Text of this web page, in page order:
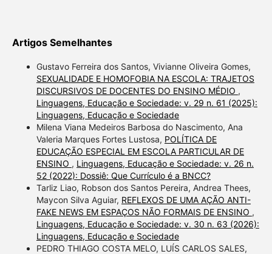
Artigos Semelhantes
Gustavo Ferreira dos Santos, Vivianne Oliveira Gomes,
SEXUALIDADE E HOMOFOBIA NA ESCOLA: TRAJETOS
DISCURSIVOS DE DOCENTES DO ENSINO MÉDIO ,
Linguagens, Educação e Sociedade: v. 29 n. 61 (2025):
Linguagens, Educação e Sociedade
Milena Viana Medeiros Barbosa do Nascimento, Ana
Valeria Marques Fortes Lustosa, POLÍTICA DE
EDUCAÇÃO ESPECIAL EM ESCOLA PARTICULAR DE
ENSINO , Linguagens, Educação e Sociedade: v. 26 n.
52 (2022): Dossiê: Que Currículo é a BNCC?
Tarliz Liao, Robson dos Santos Pereira, Andrea Thees,
Maycon Silva Aguiar, REFLEXOS DE UMA AÇÃO ANTI-
FAKE NEWS EM ESPAÇOS NÃO FORMAIS DE ENSINO ,
Linguagens, Educação e Sociedade: v. 30 n. 63 (2026):
Linguagens, Educação e Sociedade
PEDRO THIAGO COSTA MELO, LUÍS CARLOS SALES,